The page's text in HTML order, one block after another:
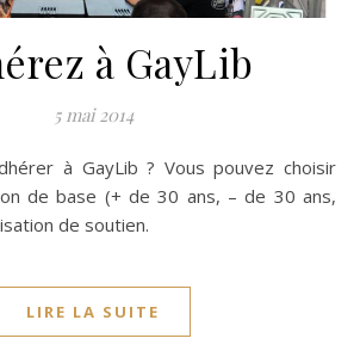
à GayLib
5 mai 2014
de base (+ de 30 ans, – de 30 ans,
de soutien.
LIRE LA SUITE